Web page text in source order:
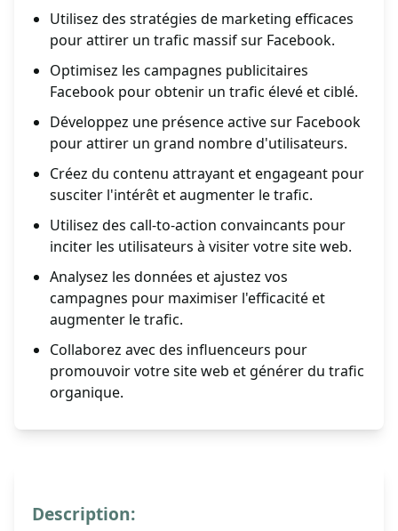
Utilisez des stratégies de marketing efficaces
pour attirer un trafic massif sur Facebook.
Optimisez les campagnes publicitaires
Facebook pour obtenir un trafic élevé et ciblé.
Développez une présence active sur Facebook
pour attirer un grand nombre d'utilisateurs.
Créez du contenu attrayant et engageant pour
susciter l'intérêt et augmenter le trafic.
Utilisez des call-to-action convaincants pour
inciter les utilisateurs à visiter votre site web.
Analysez les données et ajustez vos
campagnes pour maximiser l'efficacité et
augmenter le trafic.
Collaborez avec des influenceurs pour
promouvoir votre site web et générer du trafic
organique.
Description: